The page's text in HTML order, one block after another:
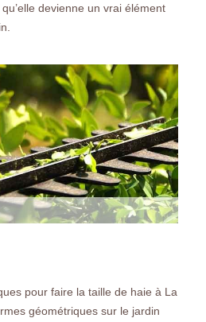
devienne un vrai élément
pour faire la taille de haie à La
géométriques sur le jardin